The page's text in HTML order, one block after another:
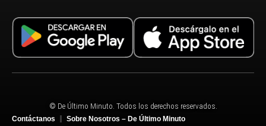
© De Último Minuto. Todos los derechos reservados.
Contáctanos
Sobre Nosotros – De Último Minuto